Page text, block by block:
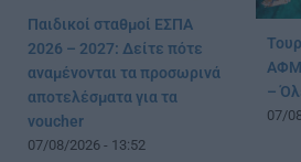
Παιδικοί σταθμοί ΕΣΠΑ
2026 – 2027: Δείτε πότε
αναμένονται τα προσωρινά
αποτελέσματα για τα
voucher
07/08/2026 - 13:52
ΑΦΜ
–
07/